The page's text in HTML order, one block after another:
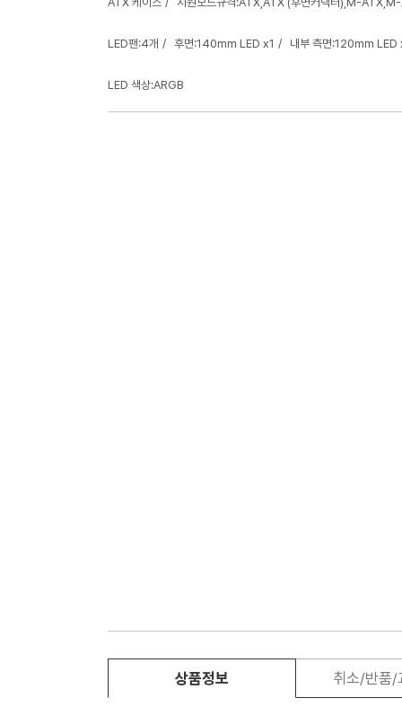
LED팬:4개 후면:140mm LED x1 내부 측면:120mm LED
LED 색상:ARGB
상품정보 취소/반품/